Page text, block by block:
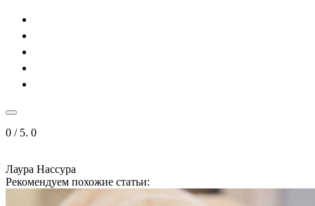
0 / 5. 0
Лаура Нассура
Рекомендуем похожие статьи: